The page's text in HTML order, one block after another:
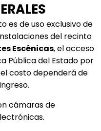
es de uso exclusivo de
del recinto
Escénicas, el acceso
Pública del Estado por
costo dependerá de
cámaras de